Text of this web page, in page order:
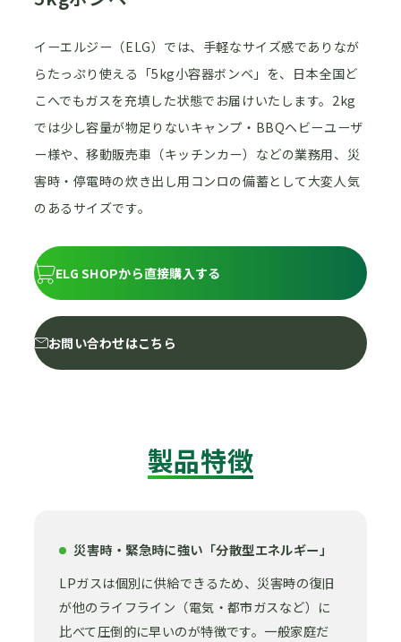
イーエルジー（ELG）では、手軽なサイズ感でありなが
らたっぷり使える「5kg小容器ボンベ」を、日本全国ど
こへでもガスを充填した状態でお届けいたします。2kg
では少し容量が物足りないキャンプ・BBQヘビーユーザ
ー様や、移動販売車（キッチンカー）などの業務用、災
害時・停電時の炊き出し用コンロの備蓄として大変人気
のあるサイズです。
ELG SHOPから直接購入する
お問い合わせはこちら
製品特徴
災害時・緊急時に強い「分散型エネルギー」
LPガスは個別に供給できるため、災害時の復旧
が他のライフライン（電気・都市ガスなど）に
比べて圧倒的に早いのが特徴です。一般家庭だ